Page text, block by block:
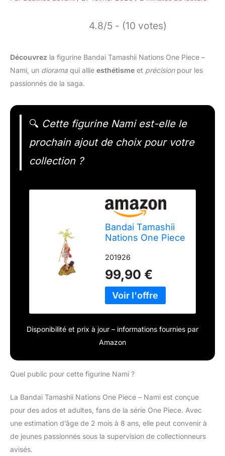
4.8/5 - (10 votes)
Découvrez la figurine Bandai Tamashii Nations One Piece –
Nami, un diorama qui allie esthétisme et précisionpour les
passionnés de la saga.
🔍 Cette figurine Nami est-elle le
prochain ajout de choix pour votre
collection ?
Bandai Tamashii
Nations One Piece
WT100 3/3
FiguartsZero 28
cm
201926
99,90 €
Disponibilité et prix à jour – informations fournies par
Amazon
Quel public pour cette figurine Nami ?
La Bandai Tamashii Nations One Piece – Nami est conçue
pour des ados et adultes, fans de la série One Piece. Avec
une estimation d’âge de 2 mois à 8 ans, elle peut convenir à
de jeunes passionnés sous la supervision de collectionneurs
avisés.